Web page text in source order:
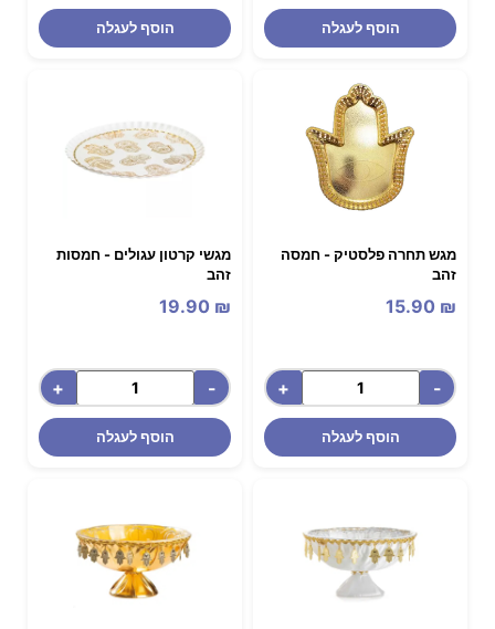
הוסף לעגלה הוסף לעגלה
מגש תחרה פלסטיק - חמסה
זהב
15.90 ₪
-
+
הוסף לעגלה
מגשי קרטון עגולים - חמסות
זהב
19.90 ₪
-
+
הוסף לעגלה